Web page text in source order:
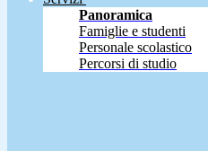
Panoramica
Famiglie e studenti
Personale scolastico
Percorsi di studio